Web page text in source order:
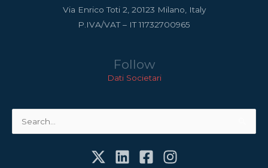
Via Enrico Toti 2, 20123 Milano, Italy
P.IVA/VAT – IT 11732700965
Follow
Dati Societari
Cerca: